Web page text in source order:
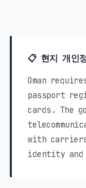
📋 현지 개인
Oman
passport
cards. The
with
identity and